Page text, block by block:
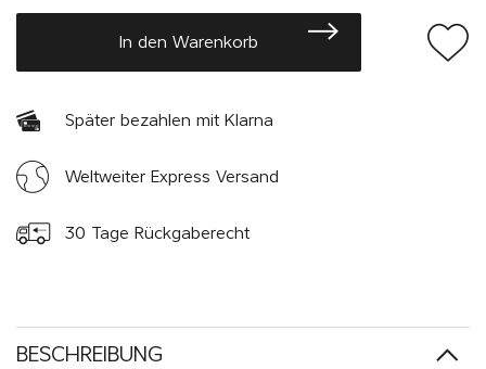
In den Warenkorb
Später bezahlen mit Klarna
Weltweiter Express Versand
30 Tage Rückgaberecht
BESCHREIBUNG